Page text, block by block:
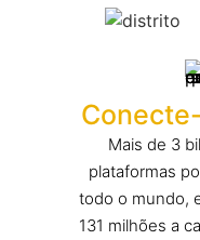
Mais de 3
plataformas
todo o mundo,
131 milhões a